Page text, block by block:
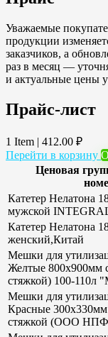
Уважаемые
продукции
заказчиков, а
раз в месяц —
и актуальные цены
Прайс-лист
1 Item | 412.00 ₽
Перейти в корзину
Ценовая
Катетер Нелатона
мужской
Катетер Нелатона
женский,Китай
Мешки для
Желтые 800х900мм
стяжкой) 100-110л
Мешки для
Красные
стяжкой (ООО НПФ